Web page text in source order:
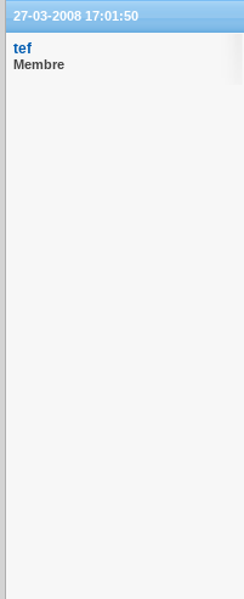
27-03-2008 17:01:50
tef
Membre